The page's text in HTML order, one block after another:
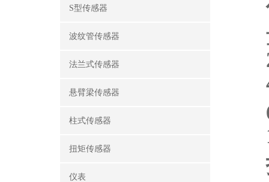
S型传感器
波纹管传感器
法兰式传感器
悬臂梁传感器
柱式传感器
扭矩传感器
仪表